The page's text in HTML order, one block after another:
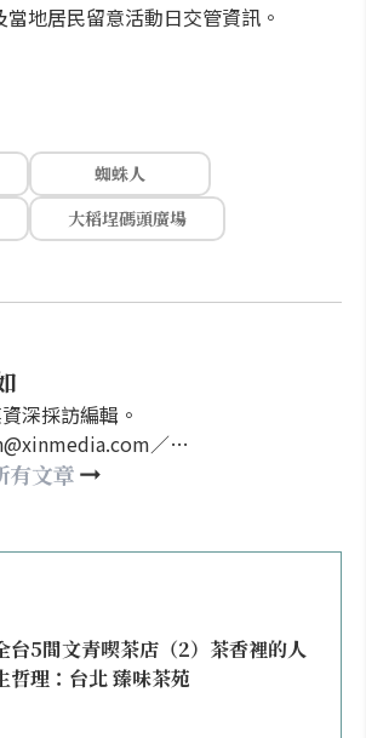
地居民留意活動日交管資訊。
蜘蛛人
大稻埕碼頭廣場
深採訪編輯。
／
有文章
台5間文青喫茶店（2）茶香裡的人
哲理：台北 臻味茶苑